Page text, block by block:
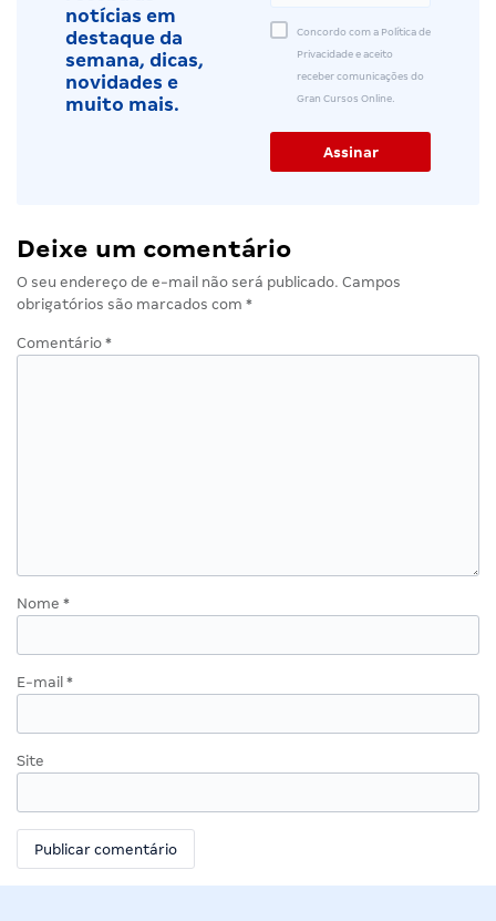
notícias em
destaque da
semana, dicas,
novidades e
muito mais.
Concordo com a Política de
Privacidade e aceito
receber comunicações do
Gran Cursos Online.
Deixe um comentário
O seu endereço de e-mail não será publicado. Campos
obrigatórios são marcados com *
Comentário *
Nome *
E-mail *
Site